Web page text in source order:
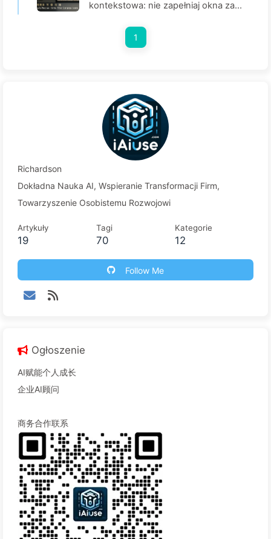
kontekstowa: nie zapełniaj okna za
zarządzania kontekstem, bądź czujny
się AI powoli 170
1
Richardson
Dokładna Nauka AI, Wspieranie Transformacji Firm,
Towarzyszenie Osobistemu Rozwojowi
Artykuły
19
Tagi
70
Kategorie
12
Follow Me
Ogłoszenie
AI赋能个人成长
企业AI顾问
商务合作联系